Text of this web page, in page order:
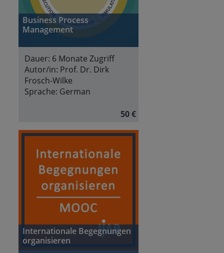
Business Process
Management
Dauer: 6 Monate Zugriff
Autor/in: Prof. Dr. Dirk
Frosch-Wilke
Sprache: German
50 €
Internationale Begegnungen
organisieren